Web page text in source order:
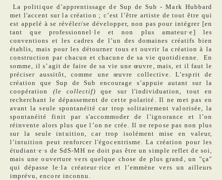
La politique d’apprentissage de Sup de Sub - Mark Hubbard
met l'accent sur la création ; c’est l’être artiste de tout être qui
est appelé à se révéler/se développer, non pas pour intégrer [en
tant que professionnel·le et non plus amateur·e] les
conventions et les cadres de l’un des domaines créatifs bien
établis, mais pour les détourner tous et ouvrir la création à la
construction par chacun et chacune de sa vie quotidienne. En
somme, il s’agit de faire de sa vie une œuvre, mais, et il faut le
préciser aussitôt, comme une œuvre collective. L’esprit de
création que Sup de Sub encourage s’appuie autant sur la
coopération (le collectif)que sur l'individuation, tout en
recherchant le dépassement de cette polarité. Il ne met pas en
avant la seule spontanéité car trop solitairement valorisée, la
spontanéité finit par s'accommoder de l’ignorance et l’on
réinvente alors plus que l’on ne crée. Il ne repose pas non plus
sur la seule intuition, car trop isolément mise en valeur,
l’intuition peut renforcer l'égocentrisme. La création pour les
étudiant·e·s de SdS-MH ne doit pas être un simple reflet de soi,
mais une ouverture vers quelque chose de plus grand, un "ça"
qui dépasse le·la créateur·rice et l’emmène vers un ailleurs
imprévu, encore inconnu.